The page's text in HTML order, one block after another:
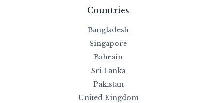
Countries
Bangladesh
Singapore
Bahrain
Sri Lanka
Pakistan
United Kingdom